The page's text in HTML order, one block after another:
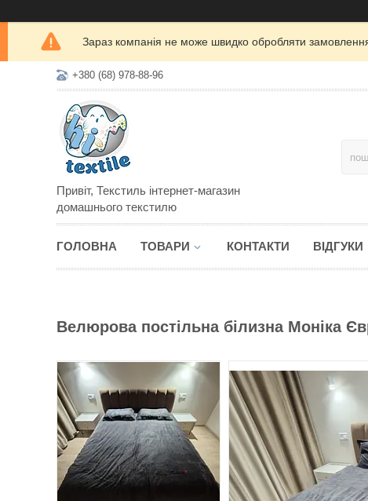
Зараз компанія не може швидко обробляти
+380 (68) 978-88-96
Привіт, Текстиль інтернет-магазин
домашнього текстилю
ГОЛОВНА ТОВАРИ КОНТАКТИ ВІДГУКИ
Велюрова постільна білизна Моніка